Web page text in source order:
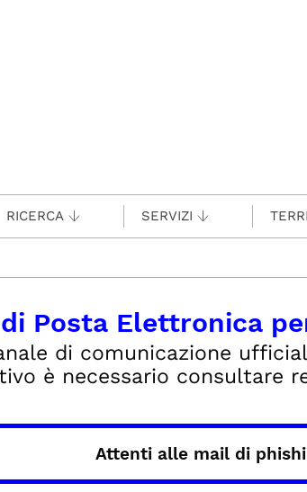
RICERCA SERVIZI
Posta Elettronica
di comunicazione
è necessario consultare
Attenti alle mail di